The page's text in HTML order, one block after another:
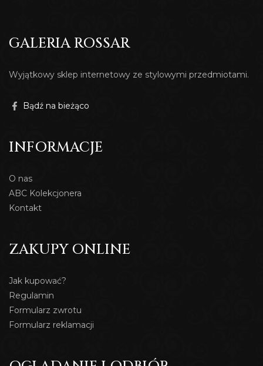
GALERIA ROSSAR
Wyjątkowy sklep internetowy ze stylowymi przedmiotami.
Bądź na bieżąco
INFORMACJE
O nas
ABC Kolekcjonera
Kontakt
ZAKUPY ONLINE
Jak kupować?
Regulamin
Formularz zwrotu
Formularz reklamacji